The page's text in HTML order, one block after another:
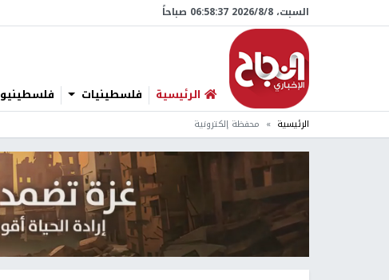
السبت، 8/‏8/‏2026 06:58:37 صباحاً
الرئيسية فلسطينيات فلسطينيو 48
الرئيسية محفظة إلكترونية